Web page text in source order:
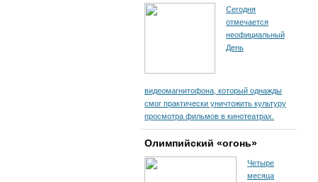
Сегодня
отмечается
неофициальный
День
видеомагнитофона, который однажды
смог практически уничтожить культуру
просмотра фильмов в кинотеатрах.
Олимпийский «огонь»
Четыре
месяца